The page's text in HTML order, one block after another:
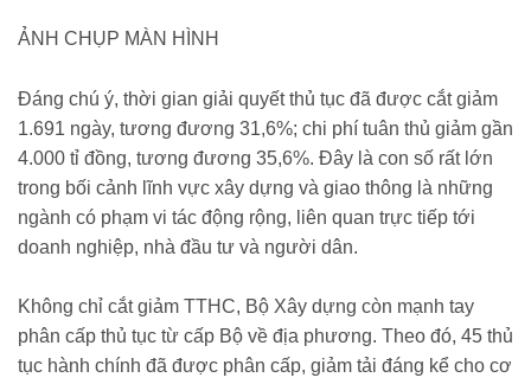
ẢNH CHỤP MÀN HÌNH
Đáng chú ý, thời gian giải quyết thủ tục đã được cắt giảm
1.691 ngày, tương đương 31,6%; chi phí tuân thủ giảm gần
4.000 tỉ đồng, tương đương 35,6%. Đây là con số rất lớn
trong bối cảnh lĩnh vực xây dựng và giao thông là những
ngành có phạm vi tác động rộng, liên quan trực tiếp tới
doanh nghiệp, nhà đầu tư và người dân.
Không chỉ cắt giảm TTHC, Bộ Xây dựng còn mạnh tay
phân cấp thủ tục từ cấp Bộ về địa phương. Theo đó, 45 thủ
tục hành chính đã được phân cấp, giảm tải đáng kể cho cơ